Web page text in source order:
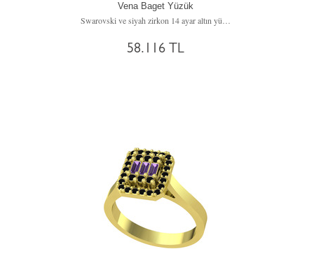
Vena Baget Yüzük
58.116 TL